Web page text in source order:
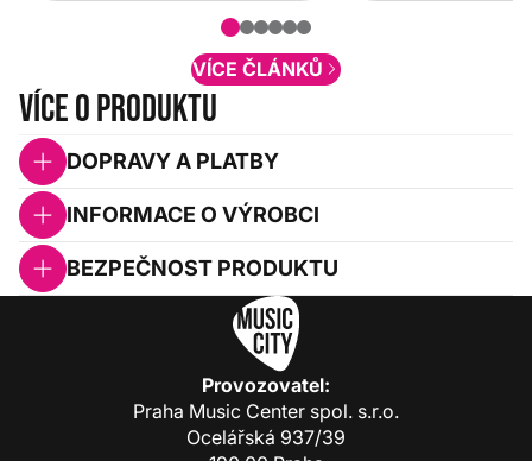
VÍCE ČLÁNKŮ
Více o produktu
DOPRAVY A PLATBY
INFORMACE O VÝROBCI
BEZPEČNOST PRODUKTU
Provozovatel:
Praha Music Center spol. s.r.o.
Ocelářská 937/39